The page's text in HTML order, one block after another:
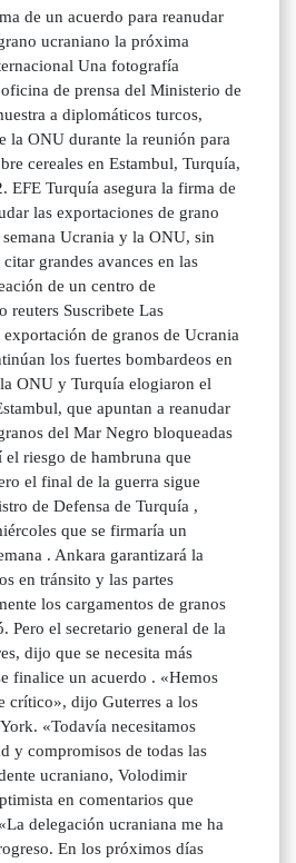
de un acuerdo para reanudar
ucraniano la próxima
Una fotografía
de prensa del Ministerio de
a diplomáticos turcos,
la ONU durante la reunión para
cereales en Estambul, Turquía,
EFE Turquía asegura la firma de
las exportaciones de grano
Ucrania y la ONU, sin
grandes avances en las
de un centro de
reuters Suscribete Las
exportación de granos de Ucrania
los fuertes bombardeos en
ONU y Turquía elogiaron el
que apuntan a reanudar
del Mar Negro bloqueadas
riesgo de hambruna que
el final de la guerra sigue
de Defensa de Turquía ,
que se firmaría un
. Ankara garantizará la
en tránsito y las partes
los cargamentos de granos
Pero el secretario general de la
dijo que se necesita más
finalice un acuerdo . «Hemos
crítico», dijo Guterres a los
«Todavía necesitamos
y compromisos de todas las
ucraniano, Volodimir
en comentarios que
delegación ucraniana me ha
En los próximos días